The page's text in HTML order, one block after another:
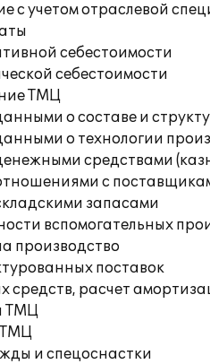
с учетом отраслевой
себестоимости
себестоимости
ТМЦ
о составе и
о технологии
средствами
с
запасами
вспомогательных
производство
поставок
средств, расчет
ТМЦ
ТМЦ
и спецоснастки